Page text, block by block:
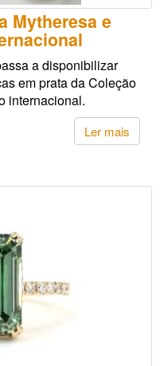
Mytheresa e
a disponibilizar
em prata da Coleção
internacional.
Ler mais